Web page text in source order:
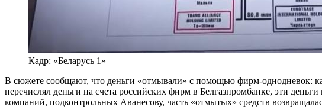
Кадр: «Беларусь 1»
В сюжете сообщают, что деньги «отмывали» с помощью фирм-однодневок:
перечислял деньги на счета российских фирм в Белгазпромбанке, эти
компаний, подконтрольных Аванесову, часть «отмытых» средств